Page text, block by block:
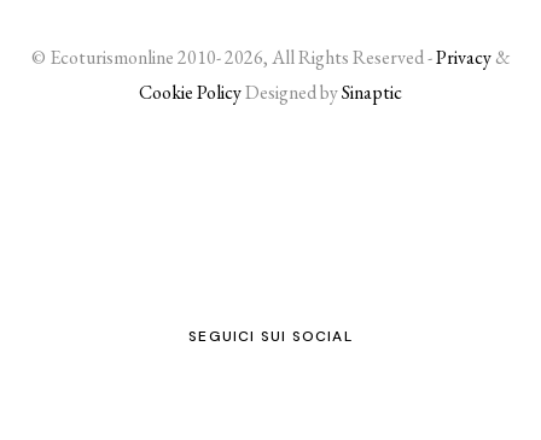
© Ecoturismonline 2010- 2026, All Rights Reserved -Privacy&
Cookie PolicyDesigned bySinaptic
SEGUICI SUI SOCIAL